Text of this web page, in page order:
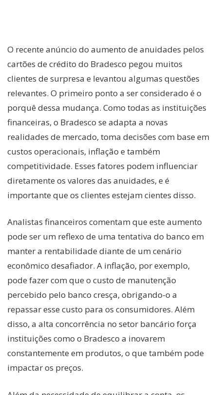
O recente anúncio do aumento de anuidades pelos
cartões de crédito do Bradesco pegou muitos
clientes de surpresa e levantou algumas questões
relevantes. O primeiro ponto a ser considerado é o
porquê dessa mudança. Como todas as instituições
financeiras, o Bradesco se adapta a novas
realidades de mercado, toma decisões com base em
custos operacionais, inflação e também
competitividade. Esses fatores podem influenciar
diretamente os valores das anuidades, e é
importante que os clientes estejam cientes disso.
Analistas financeiros comentam que este aumento
pode ser um reflexo de uma tentativa do banco em
manter a rentabilidade diante de um cenário
econômico desafiador. A inflação, por exemplo,
pode fazer com que o custo de manutenção
percebido pelo banco cresça, obrigando-o a
repassar esse custo para os consumidores. Além
disso, a alta concorrência no setor bancário força
instituições como o Bradesco a inovarem
constantemente em produtos, o que também pode
impactar os preços.